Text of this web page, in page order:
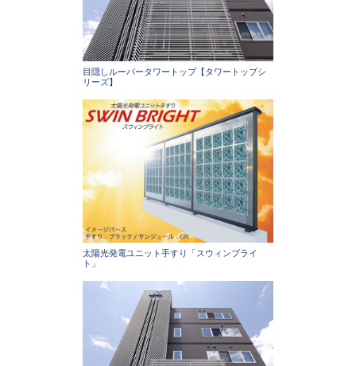
目隠しルーバータワートップ【タワートップシ
リーズ】
太陽光発電ユニット手すり「スウィンブライ
ト」